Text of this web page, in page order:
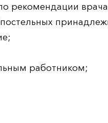
рекомендации
работником;